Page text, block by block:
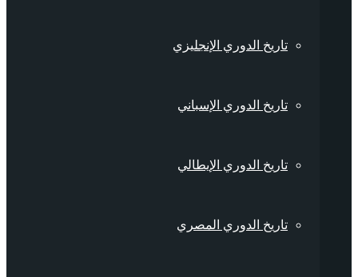
تاريخ الدوري الإنجليزي
تاريخ الدوري الإسباني
تاريخ الدوري الإيطالي
تاريخ الدوري المصري